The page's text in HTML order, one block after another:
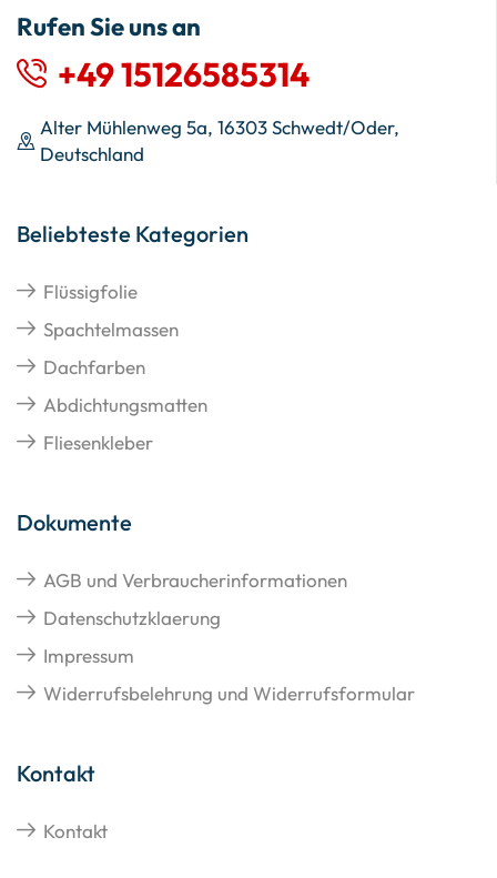
Rufen Sie uns an
+49 15126585314
Alter Mühlenweg 5a, 16303 Schwedt/Oder,
Deutschland
Beliebteste Kategorien
Flüssigfolie
Spachtelmassen
Dachfarben
Abdichtungsmatten
Fliesenkleber
Dokumente
AGB und Verbraucherinformationen
Datenschutzklaerung
Impressum
Widerrufsbelehrung und Widerrufsformular
Kontakt
Kontakt